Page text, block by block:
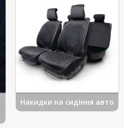
Накидки на сидіння авто